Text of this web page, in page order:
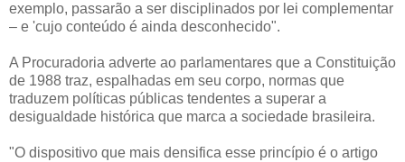
exemplo, passarão a ser disciplinados por lei complementar
– e 'cujo conteúdo é ainda desconhecido".
A Procuradoria adverte ao parlamentares que a Constituição
de 1988 traz, espalhadas em seu corpo, normas que
traduzem políticas públicas tendentes a superar a
desigualdade histórica que marca a sociedade brasileira.
"O dispositivo que mais densifica esse princípio é o artigo